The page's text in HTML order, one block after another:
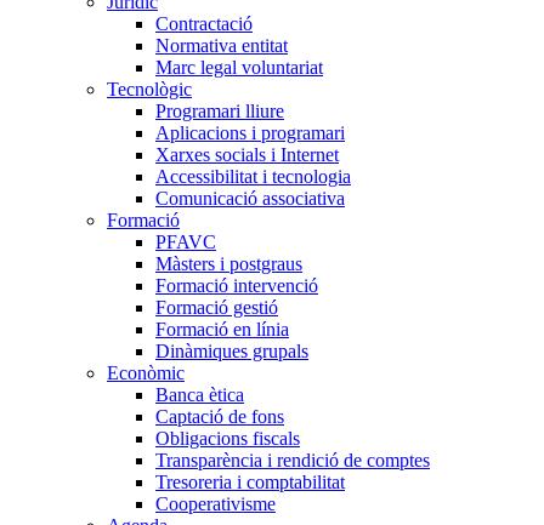
Contractació
Normativa entitat
Marc legal voluntariat
Tecnològic
Programari lliure
Aplicacions i programari
Xarxes socials i Internet
Accessibilitat i tecnologia
Comunicació associativa
Formació
PFAVC
Màsters i postgraus
Formació intervenció
Formació gestió
Formació en línia
Dinàmiques grupals
Econòmic
Banca ètica
Captació de fons
Obligacions fiscals
Transparència i rendició de comptes
Tresoreria i comptabilitat
Cooperativisme